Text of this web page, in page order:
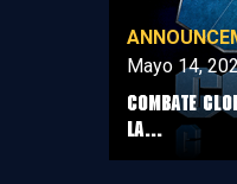
Mayo 14,
COMBATE
LA...